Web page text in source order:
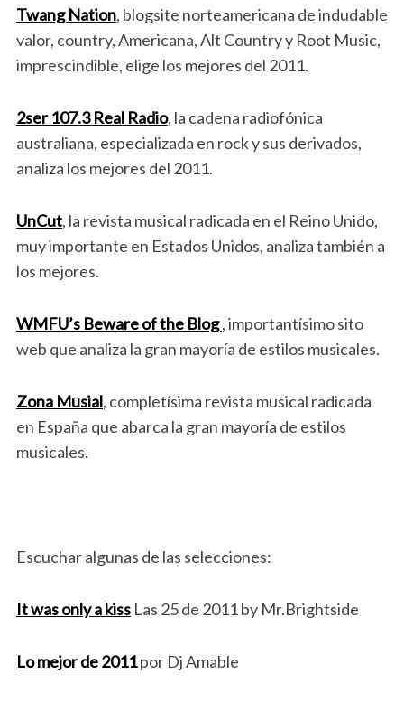
Twang Nation, blogsite norteamericana de indudable
valor, country, Americana, Alt Country y Root Music,
imprescindible, elige los mejores del 2011.
2ser 107.3 Real Radio, la cadena radiofónica
australiana, especializada en rock y sus derivados,
analiza los mejores del 2011.
UnCut, la revista musical radicada en el Reino Unido,
muy importante en Estados Unidos, analiza también a
los mejores.
WMFU’s Beware of the Blog, importantísimo sito
web que analiza la gran mayoría de estilos musicales.
Zona Musial, completísima revista musical radicada
en España que abarca la gran mayoría de estilos
musicales.
Escuchar algunas de las selecciones:
It was only a kissLas 25 de 2011 by Mr.Brightside
Lo mejor de 2011por Dj Amable